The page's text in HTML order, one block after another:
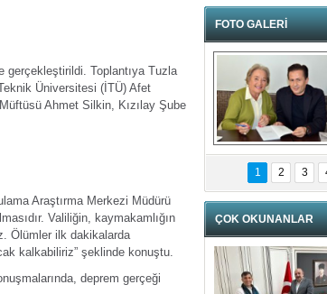
gerçekleştirildi. Toplantıya Tuzla
Üniversitesi (İTÜ) Afet
Ahmet Silkin, Kızılay Şube
Araştırma Merkezi Müdürü
Valiliğin, kaymakamlığın
Ölümler ilk dakikalarda
kalkabiliriz” şeklinde konuştu.
deprem gerçeği
FOTO GALERİ
hnzzzna
1 2 3
ÇOK OKUNANLAR